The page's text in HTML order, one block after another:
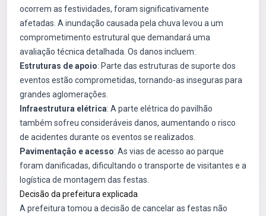
ocorrem as festividades, foram significativamente
afetadas. A inundação causada pela chuva levou a um
comprometimento estrutural que demandará uma
avaliação técnica detalhada. Os danos incluem:
Estruturas de apoio: Parte das estruturas de suporte dos
eventos estão comprometidas, tornando-as inseguras para
grandes aglomerações.
Infraestrutura elétrica: A parte elétrica do pavilhão
também sofreu consideráveis danos, aumentando o risco
de acidentes durante os eventos se realizados.
Pavimentação e acesso: As vias de acesso ao parque
foram danificadas, dificultando o transporte de visitantes e a
logística de montagem das festas.
Decisão da prefeitura explicada
A prefeitura tomou a decisão de cancelar as festas não